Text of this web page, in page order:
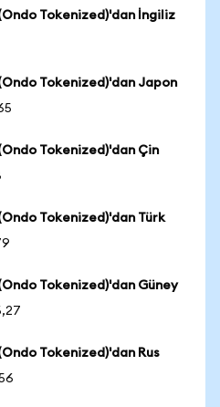
Tokenized)'dan İngiliz
Tokenized)'dan Japon
Tokenized)'dan Çin
Tokenized)'dan Türk
Tokenized)'dan Güney
Tokenized)'dan Rus